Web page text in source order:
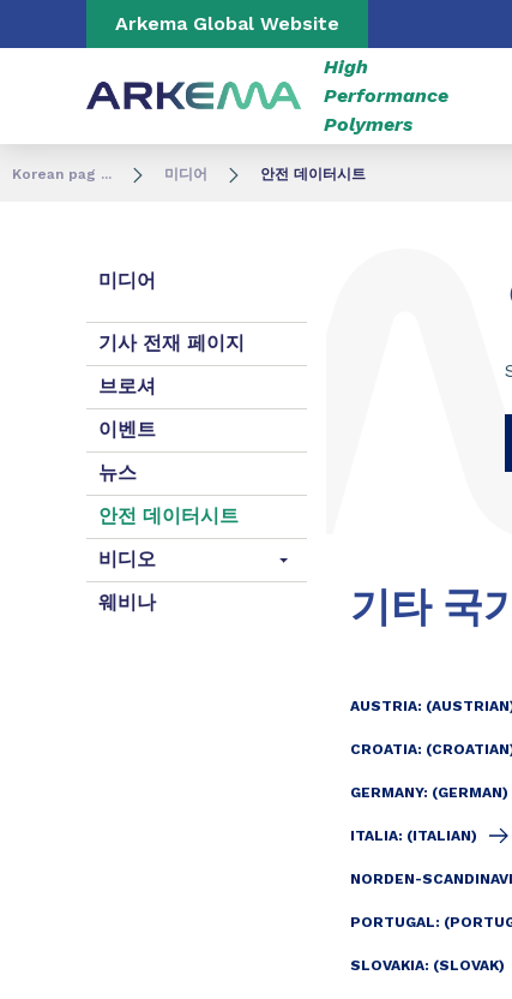
Go to content Go to navigation
Arkema Global Website
High
Performance
Polymers
Korean pag ... 미디어 안전 데이터시트
미디어
기사 전재 페이지
브로셔
이벤트
뉴스
안전 데이터시트
비디오
웨비나
기타 국
AUSTRIA:
CROATIA:
GERMANY: (GERMAN)
ITALIA: (ITALIAN)
NORDEN-
PORTUGAL:
SLOVAKIA: (SLOVAK)